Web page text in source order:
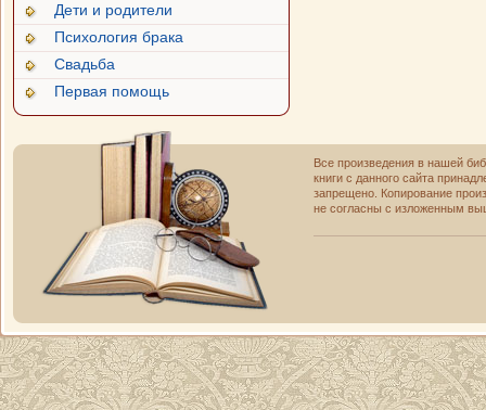
Дети и родители
Психология брака
Свадьба
Первая помощь
Все произведения в нашей
книги с данного сайта
запрещено. Копирование
не согласны с изложенным